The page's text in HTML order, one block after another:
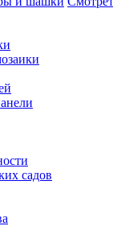
садов